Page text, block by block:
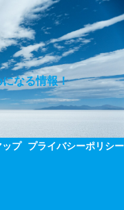
なる情報！
プ プライバシーポリシー